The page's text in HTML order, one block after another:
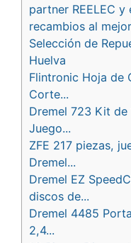
partner REELEC
recambios al
Selección de
Huelva
Flintronic Hoja de
Corte...
Dremel 723 Kit
Juego...
ZFE 217 piezas,
Dremel...
Dremel EZ
discos de...
Dremel 4485
2,4...